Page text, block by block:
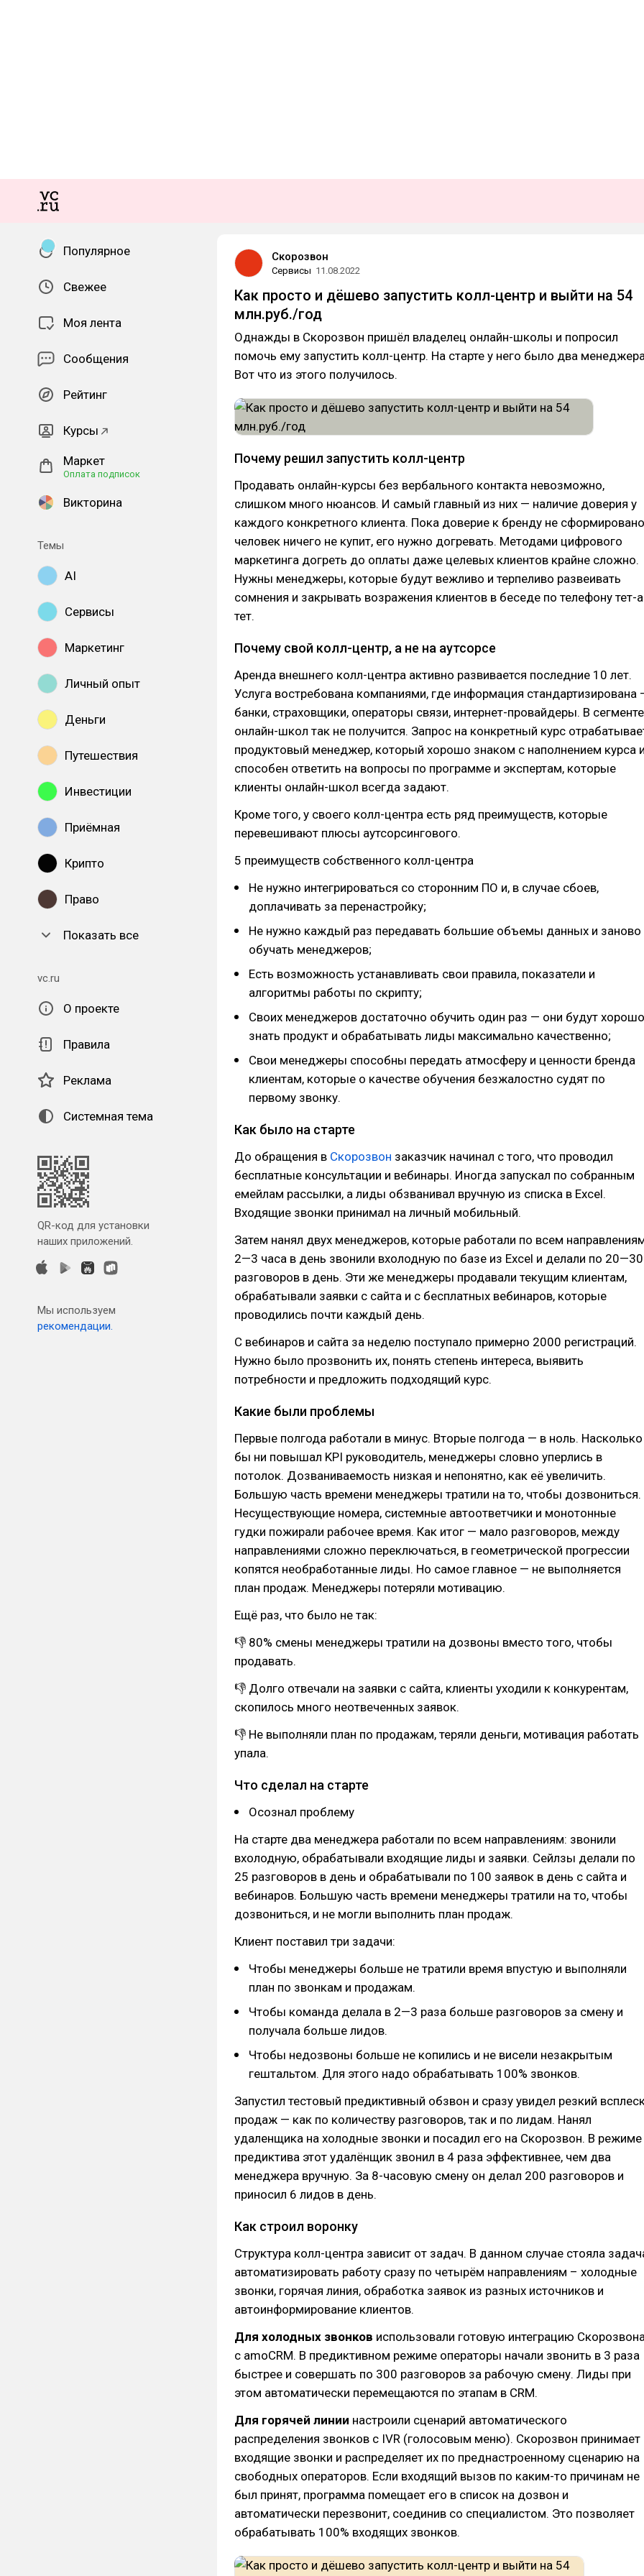
Популярное
Свежее
Моя лента
Сообщения
Рейтинг
Курсы
Маркет
Оплата подписок
Викторина
Темы
AI
Сервисы
Маркетинг
Личный опыт
Деньги
Путешествия
Инвестиции
Приёмная
Крипто
Право
Показать все
vc.ru
О проекте
Правила
Реклама
Системная тема
QR-код для установки
наших приложений.
Мы используем
рекомендации.
Скорозвон
Сервисы 11.08.2022
Как просто и дёшево запустить колл-центр и выйти на 54
млн.руб./год
Однажды в Скорозвон пришёл владелец онлайн-школы и попросил
помочь ему запустить колл-центр. На старте у него было два
Вот что из этого получилось.
Почему решил запустить колл-центр
Продавать онлайн-курсы без вербального контакта невозможно,
слишком много нюансов. И самый главный из них — наличие доверия у
каждого конкретного клиента. Пока доверие к бренду не
человек ничего не купит, его нужно догревать. Методами цифрового
маркетинга догреть до оплаты даже целевых клиентов крайне сложно.
Нужны менеджеры, которые будут вежливо и терпеливо развеивать
сомнения и закрывать возражения клиентов в беседе по телефону тет-
тет.
Почему свой колл-центр, а не на аутсорсе
Аренда внешнего колл-центра активно развивается последние 10 лет.
Услуга востребована компаниями, где информация стандартизирована
банки, страховщики, операторы связи, интернет-провайдеры. В сегменте
онлайн-школ так не получится. Запрос на конкретный курс
продуктовый менеджер, который хорошо знаком с наполнением курса
способен ответить на вопросы по программе и экспертам, которые
клиенты онлайн-школ всегда задают.
Кроме того, у своего колл-центра есть ряд преимуществ, которые
перевешивают плюсы аутсорсингового.
5 преимуществ собственного колл-центра
Не нужно интегрироваться со сторонним ПО и, в случае сбоев,
доплачивать за перенастройку;
Не нужно каждый раз передавать большие объемы данных и заново
обучать менеджеров;
Есть возможность устанавливать свои правила, показатели и
алгоритмы работы по скрипту;
Своих менеджеров достаточно обучить один раз — они будут хорошо
знать продукт и обрабатывать лиды максимально качественно;
Свои менеджеры способны передать атмосферу и ценности бренда
клиентам, которые о качестве обучения безжалостно судят по
первому звонку.
Как было на старте
До обращения в Скорозвон заказчик начинал с того, что проводил
бесплатные консультации и вебинары. Иногда запускал по собранным
емейлам рассылки, а лиды обзванивал вручную из списка в Excel.
Входящие звонки принимал на личный мобильный.
Затем нанял двух менеджеров, которые работали по всем
2—3 часа в день звонили вхолодную по базе из Excel и делали по 20—30
разговоров в день. Эти же менеджеры продавали текущим клиентам,
обрабатывали заявки с сайта и с бесплатных вебинаров, которые
проводились почти каждый день.
С вебинаров и сайта за неделю поступало примерно 2000 регистраций.
Нужно было прозвонить их, понять степень интереса, выявить
потребности и предложить подходящий курс.
Какие были проблемы
Первые полгода работали в минус. Вторые полгода — в ноль. Насколько
бы ни повышал KPI руководитель, менеджеры словно уперлись в
потолок. Дозваниваемость низкая и непонятно, как её увеличить.
Большую часть времени менеджеры тратили на то, чтобы дозвониться.
Несуществующие номера, системные автоответчики и монотонные
гудки пожирали рабочее время. Как итог — мало разговоров, между
направлениями сложно переключаться, в геометрической прогрессии
копятся необработанные лиды. Но самое главное — не выполняется
план продаж. Менеджеры потеряли мотивацию.
Ещё раз, что было не так:
👎 80% смены менеджеры тратили на дозвоны вместо того, чтобы
продавать.
👎 Долго отвечали на заявки с сайта, клиенты уходили к конкурентам,
скопилось много неотвеченных заявок.
👎 Не выполняли план по продажам, теряли деньги, мотивация работать
упала.
Что сделал на старте
Осознал проблему
На старте два менеджера работали по всем направлениям: звонили
вхолодную, обрабатывали входящие лиды и заявки. Сейлзы делали по
25 разговоров в день и обрабатывали по 100 заявок в день с сайта и
вебинаров. Большую часть времени менеджеры тратили на то, чтобы
дозвониться, и не могли выполнить план продаж.
Клиент поставил три задачи:
Чтобы менеджеры больше не тратили время впустую и выполняли
план по звонкам и продажам.
Чтобы команда делала в 2—3 раза больше разговоров за смену и
получала больше лидов.
Чтобы недозвоны больше не копились и не висели незакрытым
гештальтом. Для этого надо обрабатывать 100% звонков.
Запустил тестовый предиктивный обзвон и сразу увидел резкий
продаж — как по количеству разговоров, так и по лидам. Нанял
удаленщика на холодные звонки и посадил его на Скорозвон. В режиме
предиктива этот удалёнщик звонил в 4 раза эффективнее, чем два
менеджера вручную. За 8-часовую смену он делал 200 разговоров и
приносил 6 лидов в день.
Как строил воронку
Структура колл-центра зависит от задач. В данном случае стояла
автоматизировать работу сразу по четырём направлениям – холодные
звонки, горячая линия, обработка заявок из разных источников и
автоинформирование клиентов.
Для холодных звонков использовали готовую интеграцию
с amoCRM. В предиктивном режиме операторы начали звонить в 3 раза
быстрее и совершать по 300 разговоров за рабочую смену. Лиды при
этом автоматически перемещаются по этапам в CRM.
Для горячей линии настроили сценарий автоматического
распределения звонков с IVR (голосовым меню). Скорозвон принимает
входящие звонки и распределяет их по преднастроенному сценарию на
свободных операторов. Если входящий вызов по каким-то причинам не
был принят, программа помещает его в список на дозвон и
автоматически перезвонит, соединив со специалистом. Это позволяет
обрабатывать 100% входящих звонков.